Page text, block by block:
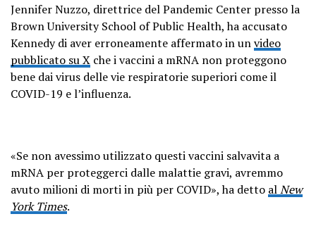
Jennifer Nuzzo, direttrice del Pandemic Center presso la
Brown University School of Public Health, ha accusato
Kennedy di aver erroneamente affermato in unvideo
pubblicato su X che i vaccini a mRNA non proteggono
bene dai virus delle vie respiratorie superiori come il
COVID-19 e l’influenza.
«Se non avessimo utilizzato questi vaccini salvavita a
mRNA per proteggerci dalle malattie gravi, avremmo
avuto milioni di morti in più per COVID», ha detto alNew
York Times.